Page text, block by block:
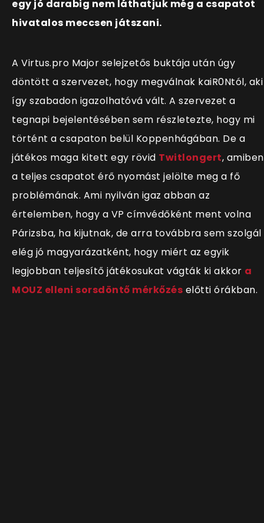
egy jó darabig nem láthatjuk még a csapatot
hivatalos meccsen játszani.
A Virtus.pro Major selejzetős buktája után úgy
döntött a szervezet, hogy megválnak kaiR0Ntól, aki
így szabadon igazolhatóvá vált. A szervezet a
tegnapi bejelentésében sem részletezte, hogy mi
történt a csapaton belül Koppenhágában. De a
játékos maga kitett egy rövid Twitlongert, amiben
a teljes csapatot érő nyomást jelölte meg a fő
problémának. Ami nyilván igaz abban az
értelemben, hogy a VP címvédőként ment volna
Párizsba, ha kijutnak, de arra továbbra sem szolgál
elég jó magyarázatként, hogy miért az egyik
legjobban teljesítő játékosukat vágták ki akkor a
MOUZ elleni sorsdöntő mérkőzés előtti órákban.